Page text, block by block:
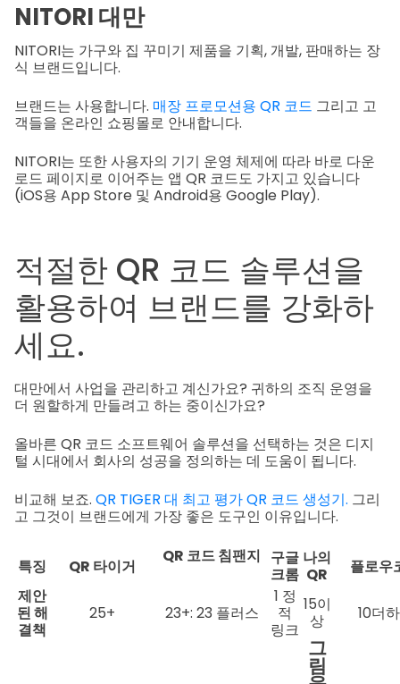
NITORI 대만
NITORI는 가구와 집 꾸미기 제품을 기획, 개발, 판매하는 장
식 브랜드입니다.
브랜드는 사용합니다. 매장 프로모션용 QR 코드 그리고 고
객들을 온라인 쇼핑몰로 안내합니다.
NITORI는 또한 사용자의 기기 운영 체제에 따라 바로 다운
로드 페이지로 이어주는 앱 QR 코드도 가지고 있습니다
(iOS용 App Store 및 Android용 Google Play).
적절한 QR 코드 솔루션을
활용하여 브랜드를 강화하
세요.
대만에서 사업을 관리하고 계신가요? 귀하의 조직 운영을
더 원할하게 만들려고 하는 중이신가요?
올바른 QR 코드 소프트웨어 솔루션을 선택하는 것은 디지
털 시대에서 회사의 성공을 정의하는 데 도움이 됩니다.
비교해 보죠. QR TIGER 대 최고 평가 QR 코드 생성기. 그리
고 그것이 브랜드에게 가장 좋은 도구인 이유입니다.
특징 QR 타이거
QR 코드침팬지 구글
크롬
나의
QR
플로우
제안
된 해
결책
25+ 23+: 23 플러스
1 정
적
링크
15이
상
10더
그
림